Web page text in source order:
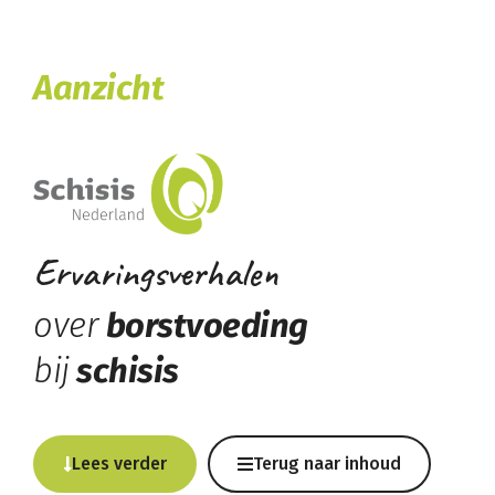
Aanzicht
Ervaringsverhalen
overborstvoeding
bijschisis
Lees verder Terug naar inhoud